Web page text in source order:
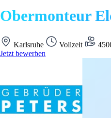
Obermonteur
Karlsruhe Vollzeit
Jetzt bewerben